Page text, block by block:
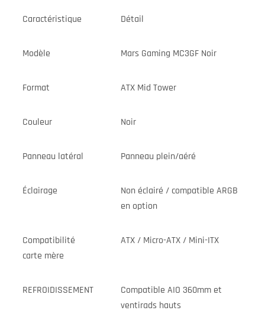
Caractéristique Détail
Modèle Mars Gaming MC3GF Noir
Format ATX Mid Tower
Couleur Noir
Panneau latéral Panneau plein/aéré
Éclairage
Non éclairé / compatible ARGB
en option
Compatibilité
carte mère
ATX / Micro-ATX / Mini-ITX
REFROIDISSEMENT
Compatible AIO 360mm et
ventirads hauts